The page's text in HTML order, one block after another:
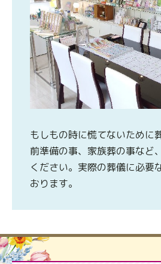
もしもの時に慌てないために
前準備の事、家族葬の事など
ください。実際の葬儀に必要
おります。